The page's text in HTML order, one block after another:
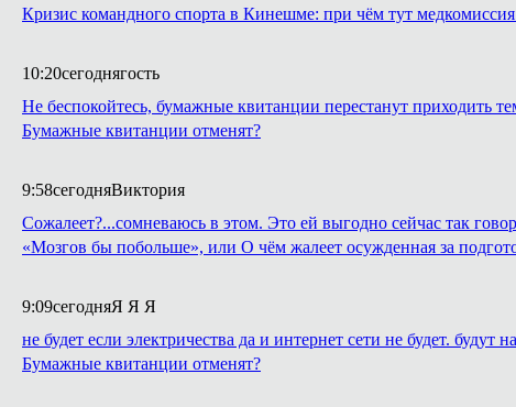
Кризис командного спорта в Кинешме: при чём тут
10:20сегоднягость
Не беспокойтесь, бумажные квитанции перестанут приходить
Бумажные квитанции отменят?
9:58сегодняВиктория
Сожалеет?...сомневаюсь в этом. Это ей выгодно сейчас так
«Мозгов бы побольше», или О чём жалеет осужденная за
9:09сегодняЯ Я Я
не будет если электричества да и интернет сети не будет. будут
Бумажные квитанции отменят?